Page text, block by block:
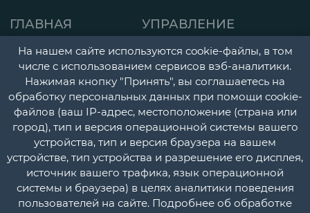
ГЛАВНАЯ
О НАС
НОВОСТИ
ДОКУМЕНТЫ
УЧЕТНАЯ
ПОЛИТИКА
КОНТАКТЫ
УПРАВЛЕНИЕ
ДЕТСКАЯ
ГОРОДСКАЯ
ПОЛИКЛИНИКА
ПЕРИНАТАЛЬНЫЙ
И НАРКОЛОГИЧЕСКИЙ
ДИСПАНСЕРЫ
СТАЦИОНАР
На нашем сайте используются cookie-файлы, в том
числе с использованием сервисов вэб-аналитики.
Нажимая кнопку "Принять", вы соглашаетесь на
обработку персональных данных при помощи cookie-
файлов (ваш IP-адрес, местоположение (страна или
город), тип и версия операционной системы вашего
устройства, тип и версия браузера на вашем
устройстве, тип устройства и разрешение его дисплея,
источник вашего трафика, язык операционной
системы и браузера) в целях аналитики поведения
пользователей на сайте. Подробнее об обработке